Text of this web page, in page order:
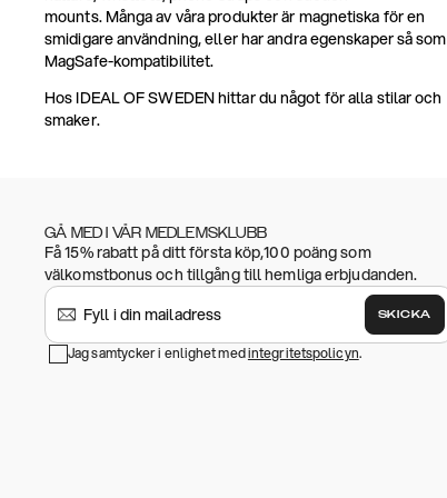
mounts. Många av våra produkter är magnetiska för en
smidigare användning, eller har andra egenskaper så som
MagSafe-kompatibilitet.
Hos IDEAL OF SWEDEN hittar du något för alla stilar och
smaker.
GÅ MED I VÅR MEDLEMSKLUBB
Få 15% rabatt på ditt första köp,100 poäng som
välkomstbonus och tillgång till hemliga erbjudanden.
SKICKA
Jag samtycker i enlighet medintegritetspolicyn.